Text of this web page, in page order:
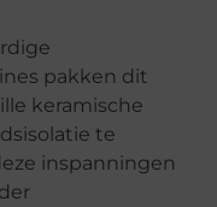
pakken dit
keramische
te
inspanningen